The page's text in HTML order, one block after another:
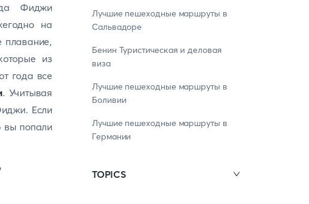
Фиджи
на
плавание,
из
года все
. Учитывая
Если
вы попали
Лучшие пешеходные маршруты в
Сальвадоре
Бенин Туристическая и деловая
виза
Лучшие пешеходные маршруты в
Боливии
Лучшие пешеходные маршруты в
Германии
TOPICS